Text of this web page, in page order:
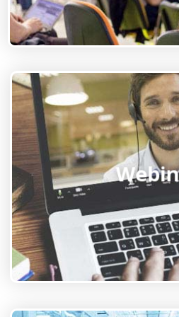
ASCCA organizza incontri
superiore alle 2 ore, sulla
su argomenti di